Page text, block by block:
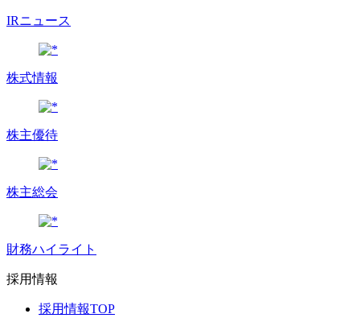
IRニュース
株式情報
株主優待
株主総会
財務ハイライト
採用情報
採用情報TOP